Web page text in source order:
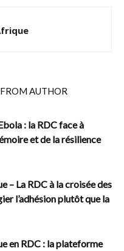
AUTHOR
: la RDC face à
et de la résilience
– La RDC à la croisée des
l’adhésion plutôt que la
en RDC : la plateforme